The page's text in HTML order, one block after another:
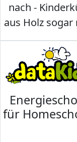
nach -
aus Holz
für